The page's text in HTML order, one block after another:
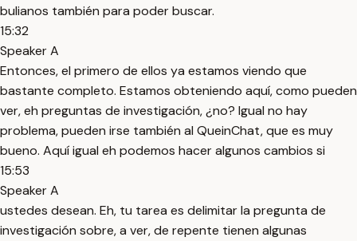
bulianos también para poder buscar.
15:32
Speaker A
Entonces, el primero de ellos ya estamos viendo que
bastante completo. Estamos obteniendo aquí, como pueden
ver, eh preguntas de investigación, ¿no? Igual no hay
problema, pueden irse también al QueinChat, que es muy
bueno. Aquí igual eh podemos hacer algunos cambios si
15:53
Speaker A
ustedes desean. Eh, tu tarea es delimitar la pregunta de
investigación sobre, a ver, de repente tienen algunas